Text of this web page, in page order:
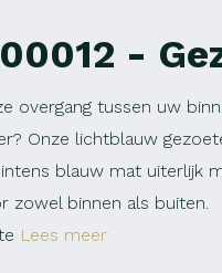
-
overgang tussen uw
Onze lichtblauw
blauw mat uiterlijk
zowel binnen als buiten.
Lees meer